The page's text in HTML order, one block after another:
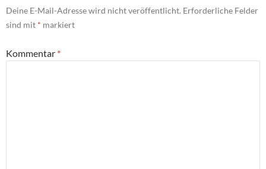
Deine E-Mail-Adresse wird nicht veröffentlicht. Erforderliche Felder
sind mit * markiert
Kommentar *